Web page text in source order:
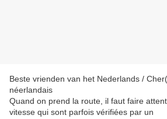
Beste vrienden van het Nederlands /
néerlandais
Quand on prend la route, il faut faire
vitesse qui sont parfois vérifiées par un